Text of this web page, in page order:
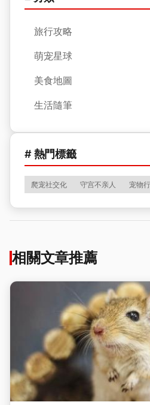
旅行攻略
萌宠星球
美食地圖
生活隨筆
# 熱門標籤
爬宠社交化 守宫不亲人 宠物
相關文章推薦